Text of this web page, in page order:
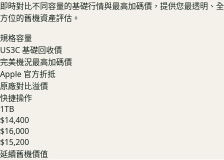
即時對比不同容量的基礎行情與最高加碼價，提供您最透明、全
方位的舊機資產評估。
規格容量
US3C 基礎回收價
完美機況最高加碼價
Apple 官方折抵
原廠對比溢價
快捷操作
1TB
$14,400
$16,000
$15,200
延續舊機價值